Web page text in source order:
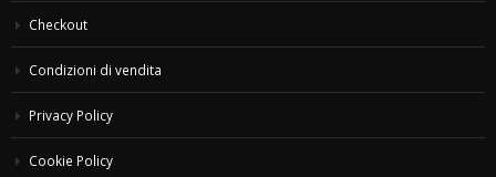
Checkout
Condizioni di vendita
Privacy Policy
Cookie Policy